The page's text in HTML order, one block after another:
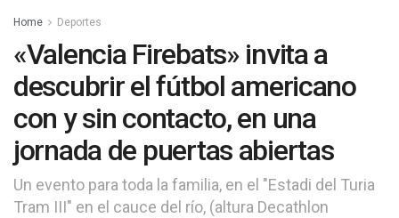
Home Deportes
«Valencia Firebats» invita a
descubrir el fútbol americano
con y sin contacto, en una
jornada de puertas abiertas
Un evento para toda la familia, en el "Estadi del Turia
Tram III" en el cauce del río, (altura Decathlon